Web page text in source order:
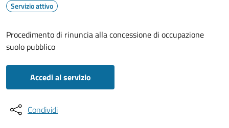
Servizio attivo
Procedimento di rinuncia alla concessione di occupazione
suolo pubblico
Accedi al servizio
Condividi